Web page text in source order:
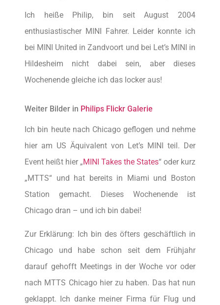
Ich heiße Philip, bin seit August 2004
enthusiastischer MINI Fahrer. Leider konnte ich
bei MINI United in Zandvoort und bei Let’s MINI in
Hildesheim nicht dabei sein, aber dieses
Wochenende gleiche ich das locker aus!
Weiter Bilder in Philips Flickr Galerie
Ich bin heute nach Chicago geflogen und nehme
hier am US Äquivalent von Let’s MINI teil. Der
Event heißt hier „MINI Takes the States“ oder kurz
„MTTS“ und hat bereits in Miami und Boston
Station gemacht. Dieses Wochenende ist
Chicago dran – und ich bin dabei!
Zur Erklärung: Ich bin des öfters geschäftlich in
Chicago und habe schon seit dem Frühjahr
darauf gehofft Meetings in der Woche vor oder
nach MTTS Chicago hier zu haben. Das hat nun
geklappt. Ich danke meiner Firma für Flug und